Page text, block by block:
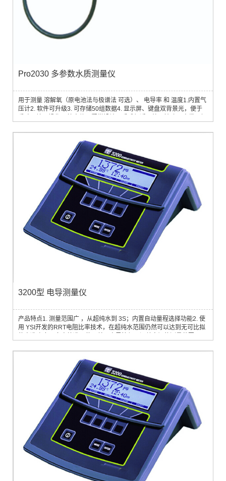
Pro2030 多参数水质测量仪
用于测量 溶解氧（原电池法与极谱法 可选）、 电导率 和 温度1.内置气
压计2. 软件可升级3. 可存储50组数据4. 显示屏、键盘双背景光，便于
可配长1米/4米/10米/20米/30米的电缆以满足不同应用需要8. 电池仓与
仪器主体各自水密分隔，即使电池仓进水也不影响仪器电路9. 寿命长、
耗材少，平均使用成本...
3200型 电导测量仪
产品特点1. 测量范围广 ，从超纯水到 3S；内置自动量程选择功能2. 使
用 YSI开发的RRT电阻比率技术，在超纯水范围仍然可以达到无可比拟
线（超纯水或天然水）或自行设置非线性补偿曲线可储存共八条曲线
（预置两条，自编六条）5. 可存储 100组读数和6个电导管资料6. 超大
液晶显示屏，触感式按...